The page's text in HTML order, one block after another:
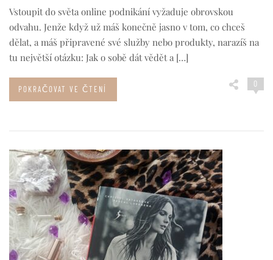
Vstoupit do světa online podnikání vyžaduje obrovskou
odvahu. Jenže když už máš konečně jasno v tom, co chceš
dělat, a máš připravené své služby nebo produkty, narazíš na
tu největší otázku: Jak o sobě dát vědět a […]
0
POKRAČOVAT VE ČTENÍ